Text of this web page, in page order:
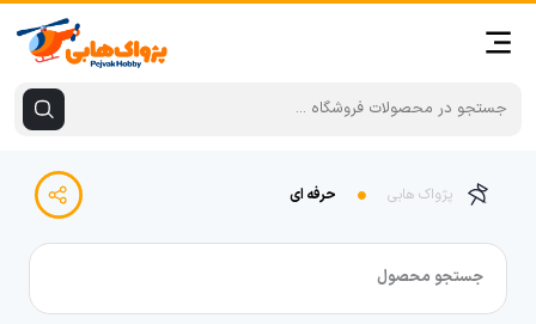
پژواک هابی حرفه ای
جستجو محصول